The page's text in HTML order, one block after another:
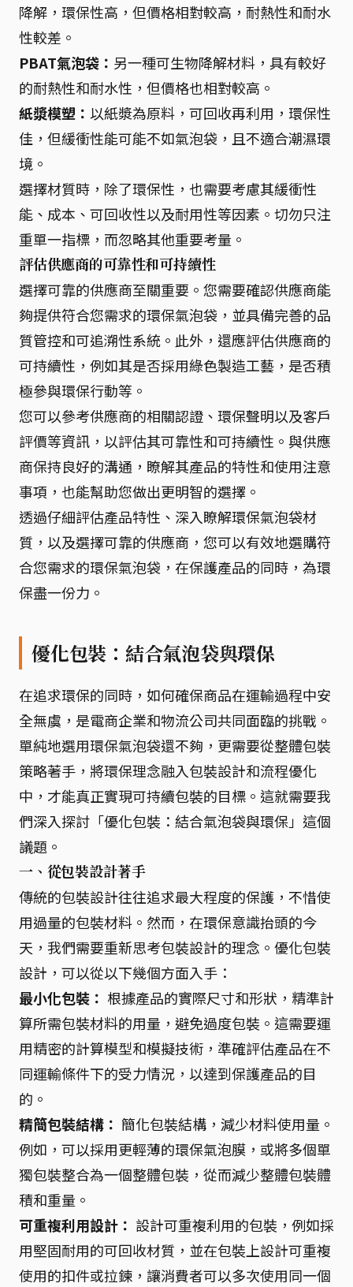
降解，環保性高，但價格相對較高，耐熱性和耐水
性較差。
PBAT氣泡袋： 另一種可生物降解材料，具有較好
的耐熱性和耐水性，但價格也相對較高。
紙漿模塑： 以紙漿為原料，可回收再利用，環保性
佳，但緩衝性能可能不如氣泡袋，且不適合潮濕環
境。
選擇材質時，除了環保性，也需要考慮其緩衝性
能、成本、可回收性以及耐用性等因素。切勿只注
重單一指標，而忽略其他重要考量。
評估供應商的可靠性和可持續性
選擇可靠的供應商至關重要。您需要確認供應商能
夠提供符合您需求的環保氣泡袋，並具備完善的品
質管控和可追溯性系統。此外，還應評估供應商的
可持續性，例如其是否採用綠色製造工藝，是否積
極參與環保行動等。
您可以參考供應商的相關認證、環保聲明以及客戶
評價等資訊，以評估其可靠性和可持續性。與供應
商保持良好的溝通，瞭解其產品的特性和使用注意
事項，也能幫助您做出更明智的選擇。
透過仔細評估產品特性、深入瞭解環保氣泡袋材
質，以及選擇可靠的供應商，您可以有效地選購符
合您需求的環保氣泡袋，在保護產品的同時，為環
保盡一份力。
優化包裝：結合氣泡袋與環保
在追求環保的同時，如何確保商品在運輸過程中安
全無虞，是電商企業和物流公司共同面臨的挑戰。
單純地選用環保氣泡袋還不夠，更需要從整體包裝
策略著手，將環保理念融入包裝設計和流程優化
中，才能真正實現可持續包裝的目標。這就需要我
們深入探討「優化包裝：結合氣泡袋與環保」這個
議題。
一、從包裝設計著手
傳統的包裝設計往往追求最大程度的保護，不惜使
用過量的包裝材料。然而，在環保意識抬頭的今
天，我們需要重新思考包裝設計的理念。優化包裝
設計，可以從以下幾個方面入手：
最小化包裝： 根據產品的實際尺寸和形狀，精準計
算所需包裝材料的用量，避免過度包裝。這需要運
用精密的計算模型和模擬技術，準確評估產品在不
同運輸條件下的受力情況，以達到保護產品的目
的。
精簡包裝結構： 簡化包裝結構，減少材料使用量。
例如，可以採用更輕薄的環保氣泡膜，或將多個單
獨包裝整合為一個整體包裝，從而減少整體包裝體
積和重量。
可重複利用設計： 設計可重複利用的包裝，例如採
用堅固耐用的可回收材質，並在包裝上設計可重複
使用的扣件或拉鍊，讓消費者可以多次使用同一個